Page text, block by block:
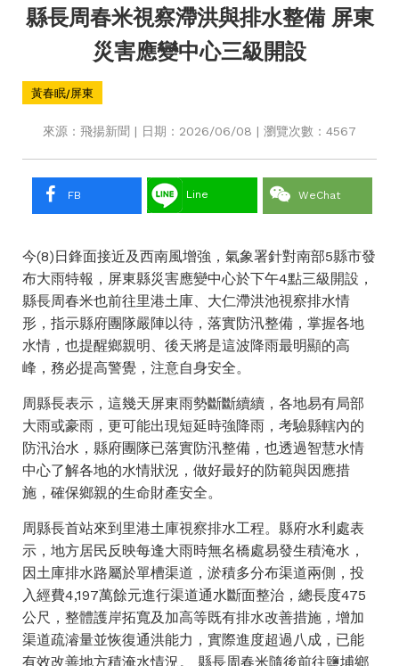
縣長周春米視察滯洪與排水整備 屏東
災害應變中心三級開設
黃春眠/屏東
來源：飛揚新聞 | 日期：2026/06/08 | 瀏覽次數：4567
FB Line WeChat
今(8)日鋒面接近及西南風增強，氣象署針對南部5縣市發
布大雨特報，屏東縣災害應變中心於下午4點三級開設，
縣長周春米也前往里港土庫、大仁滯洪池視察排水情
形，指示縣府團隊嚴陣以待，落實防汛整備，掌握各地
水情，也提醒鄉親明、後天將是這波降雨最明顯的高
峰，務必提高警覺，注意自身安全。
周縣長表示，這幾天屏東雨勢斷斷續續，各地易有局部
大雨或豪雨，更可能出現短延時強降雨，考驗縣轄內的
防汛治水，縣府團隊已落實防汛整備，也透過智慧水情
中心了解各地的水情狀況，做好最好的防範與因應措
施，確保鄉親的生命財產安全。
周縣長首站來到里港土庫視察排水工程。縣府水利處表
示，地方居民反映每逢大雨時無名橋處易發生積淹水，
因土庫排水路屬於單槽渠道，淤積多分布渠道兩側，投
入經費4,197萬餘元進行渠道通水斷面整治，總長度475
公尺，整體護岸拓寬及加高等既有排水改善措施，增加
渠道疏濬量並恢復通洪能力，實際進度超過八成，已能
有效改善地方積淹水情況。 縣長周春米隨後前往鹽埔鄉